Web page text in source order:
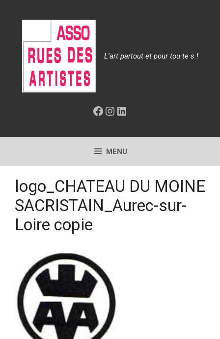
L'art partout et pour tou·te·s !
Facebook
Instagram
LinkedIn
MENU
logo_CHATEAU DU MOINE
SACRISTAIN_Aurec-sur-
Loire copie